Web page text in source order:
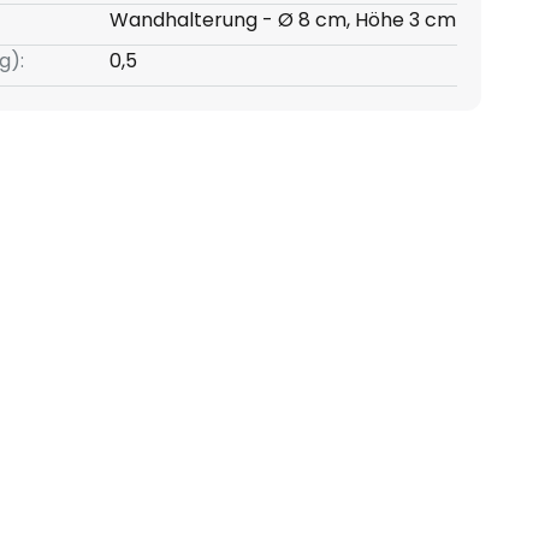
Wandhalterung - Ø 8 cm, Höhe 3 cm
0,5